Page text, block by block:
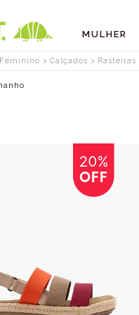
MULHER
Feminino Calçados Rasteiras
20%
OFF